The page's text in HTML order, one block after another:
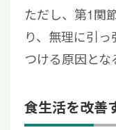
ただし、第1関
り、無理に引
つける原因とな
食生活を改善